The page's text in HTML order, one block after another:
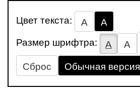
Цвет текста: А
А
Размер шрифтра:
А А
Сброс
Обычная версия